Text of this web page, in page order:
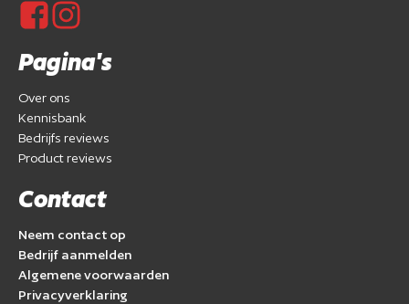
Pagina's
Over ons
Kennisbank
Bedrijfs reviews
Product reviews
Contact
Neem contact op
Bedrijf aanmelden
Algemene voorwaarden
Privacyverklaring